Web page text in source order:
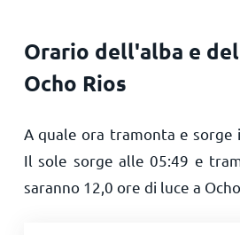
Orario dell'alba e
Ocho Rios
A quale ora tramonta e sorge
Il sole sorge alle05:49 e
saranno 12,0 ore di luce a Ocho